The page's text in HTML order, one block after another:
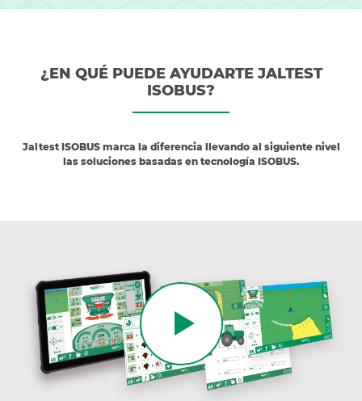
¿EN QUÉ PUEDE AYUDARTE JALTEST
ISOBUS?
Jaltest ISOBUS marca la diferencia llevando al siguiente nivel
las soluciones basadas en tecnología ISOBUS.